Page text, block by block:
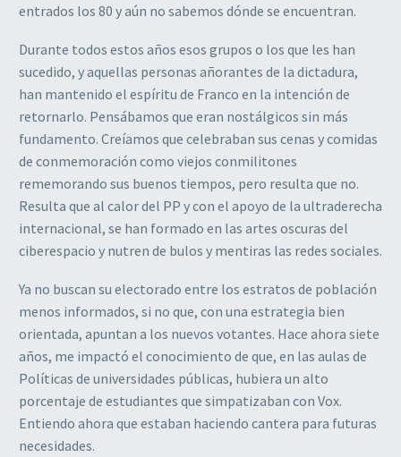
entrados los 80 y aún no sabemos dónde se encuentran.
Durante todos estos años esos grupos o los que les han
sucedido, y aquellas personas añorantes de la dictadura,
han mantenido el espíritu de Franco en la intención de
retornarlo. Pensábamos que eran nostálgicos sin más
fundamento. Creíamos que celebraban sus cenas y comidas
de conmemoración como viejos conmilitones
rememorando sus buenos tiempos, pero resulta que no.
Resulta que al calor del PP y con el apoyo de la ultraderecha
internacional, se han formado en las artes oscuras del
ciberespacio y nutren de bulos y mentiras las redes sociales.
Ya no buscan su electorado entre los estratos de población
menos informados, si no que, con una estrategia bien
orientada, apuntan a los nuevos votantes. Hace ahora siete
años, me impactó el conocimiento de que, en las aulas de
Políticas de universidades públicas, hubiera un alto
porcentaje de estudiantes que simpatizaban con Vox.
Entiendo ahora que estaban haciendo cantera para futuras
necesidades.